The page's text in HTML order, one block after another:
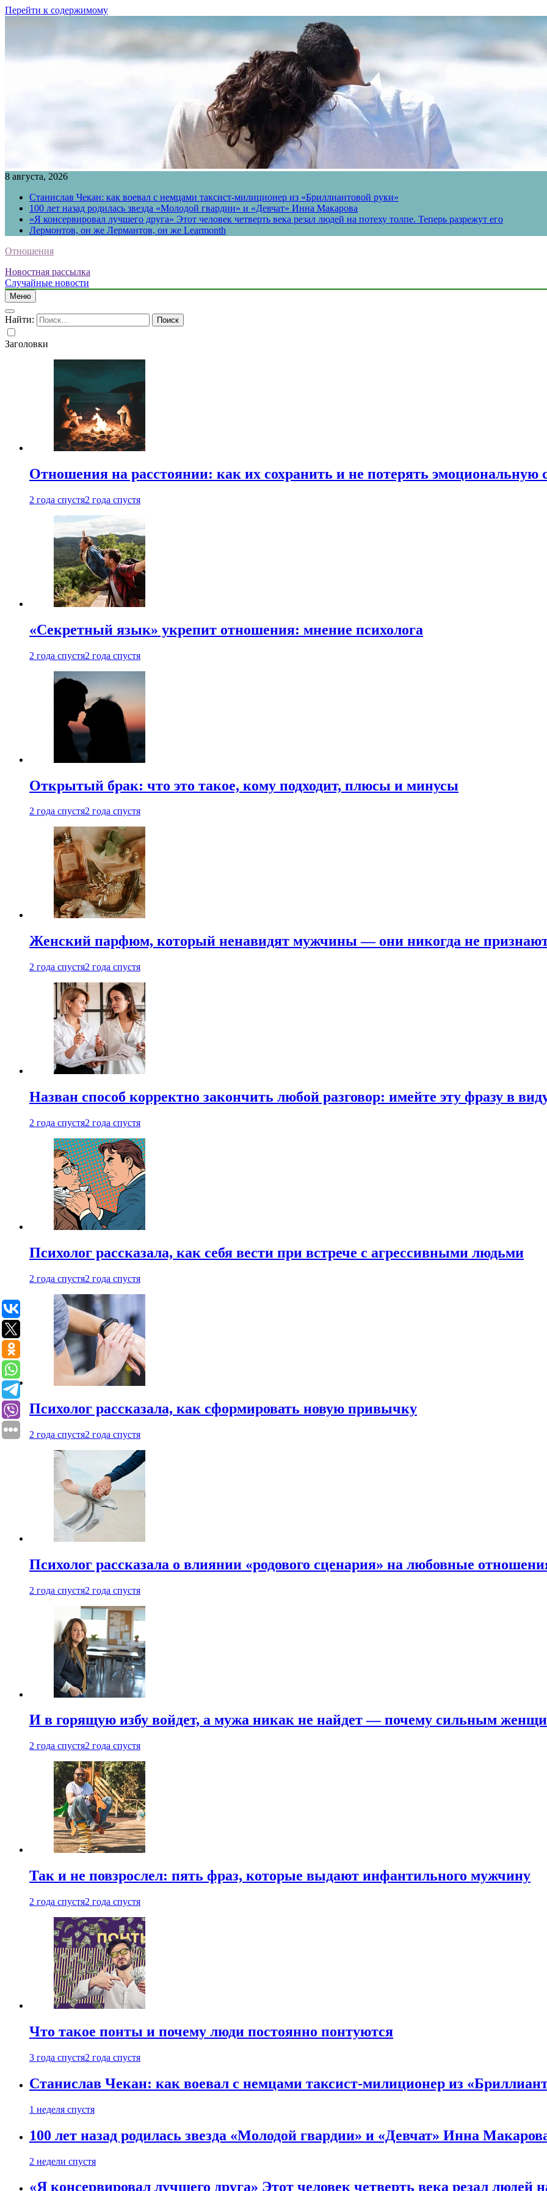
Перейти к содержимому
8 августа, 2026
Станислав Чекан: как воевал с немцами таксист-милиционер из «Бриллиантовой руки»
100 лет назад родилась звезда «Молодой гвардии» и «Девчат» Инна Макарова
«Я консервировал лучшего друга» Этот человек четверть века резал людей на потеху толпе. Теперь разрежут его
Лермонтов, он же Лермантов, он же Learmonth
Отношения
Новостная рассылка
Случайные новости
Меню
Найти:
Заголовки
Отношения на расстоянии: как их сохранить и не потерять
2 года спустя2 года спустя
«Секретный язык» укрепит отношения: мнение психолога
2 года спустя2 года спустя
Открытый брак: что это такое, кому подходит, плюсы и минусы
2 года спустя2 года спустя
Женский парфюм, который ненавидят мужчины — они никогда не
2 года спустя2 года спустя
Назван способ корректно закончить любой разговор: имейте эту фразу в
2 года спустя2 года спустя
Психолог рассказала, как себя вести при встрече с агрессивными людьми
2 года спустя2 года спустя
Психолог рассказала, как сформировать новую привычку
2 года спустя2 года спустя
Психолог рассказала о влиянии «родового сценария» на любовные
2 года спустя2 года спустя
И в горящую избу войдет, а мужа никак не найдет — почему сильным
2 года спустя2 года спустя
Так и не повзрослел: пять фраз, которые выдают инфантильного мужчину
2 года спустя2 года спустя
Что такое понты и почему люди постоянно понтуются
3 года спустя2 года спустя
Станислав Чекан: как воевал с немцами таксист-милиционер из
1 неделя спустя
100 лет назад родилась звезда «Молодой гвардии» и «Девчат» Инна
2 недели спустя
«Я консервировал лучшего друга» Этот человек четверть века резал людей